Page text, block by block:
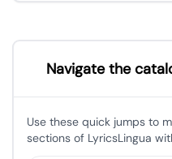
Navigate the
Use these quick jumps to
sections of LyricsLingua